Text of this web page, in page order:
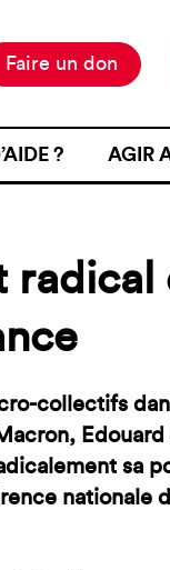
?
D’UN
À UNE FRONTIÈRE
TERRESTRE
TÉMOIGNER
FRANCE
AGIR
Faire un don
radical
collectifs
sa
nationale